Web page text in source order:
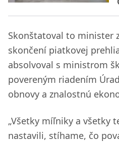
Skonštatoval to minister
skončení piatkovej
absolvoval s ministrom
povereným riadením
obnovy a znalostnú
„Všetky míľniky a všetky
nastavili, stíhame, čo